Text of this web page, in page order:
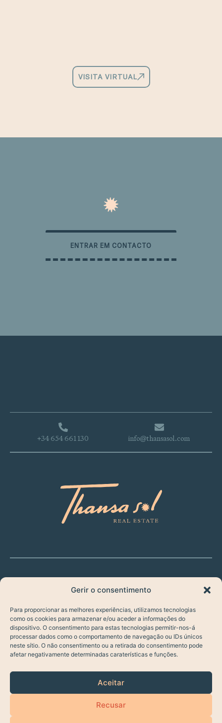
Gerir o consentimento
Para proporcionar as melhores experiências, utilizamos tecnologias
como os cookies para armazenar e/ou aceder a informações do
dispositivo. O consentimento para estas tecnologias permitir-nos-á
processar dados como o comportamento de navegação ou IDs únicos
neste sítio. O não consentimento ou a retirada do consentimento pode
afetar negativamente determinadas caraterísticas e funções.
Aceitar
Recusar
VISITA VIRTUAL
ENTRAR EM CONTACTO
INÍCIO
COMPRAR
ARRENDAMENTOS
ESTÁ A VENDER?
+34 654 661 130 info@thansasol.com
( API RAICV 6093 )
COOKIES
Design por